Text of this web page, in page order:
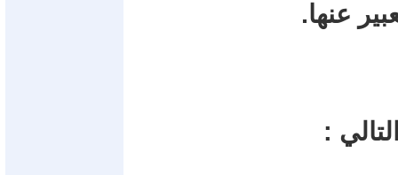
عنها.
: